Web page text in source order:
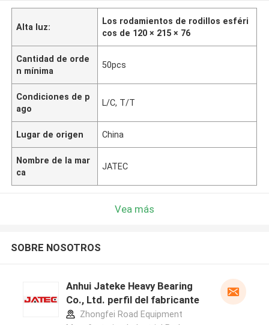
Alta luz:
Los rodamientos de rodillos esféri
cos de 120 × 215 × 76
Cantidad de orde
n mínima
50pcs
Condiciones de p
ago
L/C, T/T
Lugar de origen China
Nombre de la mar
ca
JATEC
Vea más
SOBRE NOSOTROS
Anhui Jateke Heavy Bearing
Co., Ltd. perfil del fabricante
Zhongfei Road Equipment